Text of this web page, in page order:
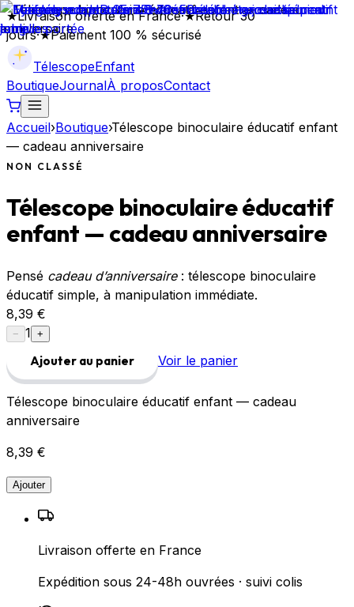
★Livraison offerte en France·★Retour 30
jours·★Paiement 100 % sécurisé
TélescopeEnfant
BoutiqueJournalÀ proposContact
Accueil›Boutique›Télescope binoculaire éducatif enfant
— cadeau anniversaire
NON CLASSÉ
Télescope binoculaire éducatif
enfant — cadeau anniversaire
Pensé cadeau d’anniversaire: télescope binoculaire
éducatif simple, à manipulation immédiate.
8,39 €
− 1 +
Ajouter au panier Voir le panier
Télescope binoculaire éducatif enfant — cadeau
anniversaire
8,39 €
Ajouter
Livraison offerte en France
Expédition sous 24-48h ouvrées · suivi colis